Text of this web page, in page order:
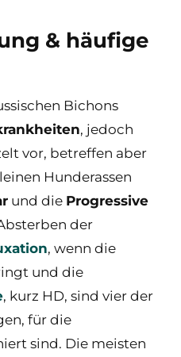
& häufige
Bichons
, jedoch
vor, betreffen aber
Hunderassen
und die Progressive
der
, wenn die
und die
, kurz HD, sind vier der
für die
sind. Die meisten